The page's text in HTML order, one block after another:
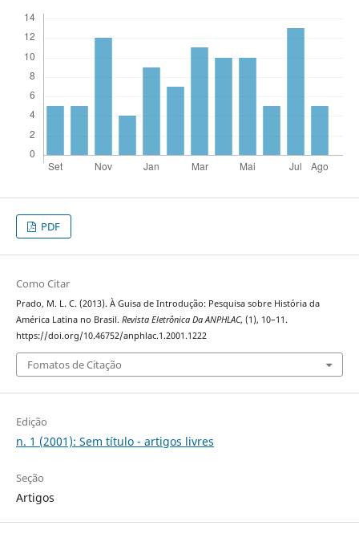
PDF
Como Citar
Prado, M. L. C. (2013). À Guisa de Introdução: Pesquisa sobre História da
América Latina no Brasil. Revista Eletrônica Da ANPHLAC, (1), 10–11.
https://doi.org/10.46752/anphlac.1.2001.1222
Fomatos de Citação
Edição
n. 1 (2001): Sem título - artigos livres
Seção
Artigos